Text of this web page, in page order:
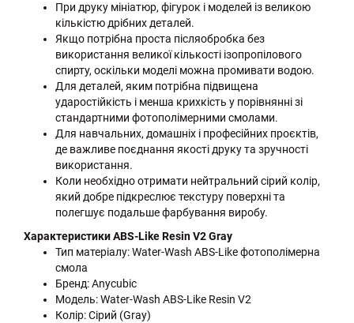
При друку мініатюр, фігурок і моделей із великою
кількістю дрібних деталей.
Якщо потрібна проста післяобробка без
використання великої кількості ізопропілового
спирту, оскільки моделі можна промивати водою.
Для деталей, яким потрібна підвищена
ударостійкість і менша крихкість у порівнянні зі
стандартними фотополімерними смолами.
Для навчальних, домашніх і професійних проєктів,
де важливе поєднання якості друку та зручності
використання.
Коли необхідно отримати нейтральний сірий колір,
який добре підкреслює текстуру поверхні та
полегшує подальше фарбування виробу.
Характеристики ABS-Like Resin V2 Gray
Тип матеріалу: Water-Wash ABS-Like фотополімерна
смола
Бренд: Anycubic
Модель: Water-Wash ABS-Like Resin V2
Колір: Сірий (Gray)